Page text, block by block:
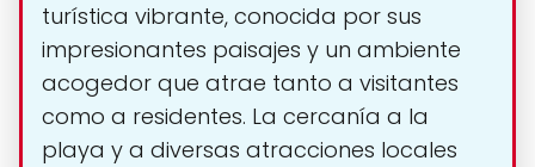
turística vibrante, conocida por sus
impresionantes paisajes y un ambiente
acogedor que atrae tanto a visitantes
como a residentes. La cercanía a la
playa y a diversas atracciones locales